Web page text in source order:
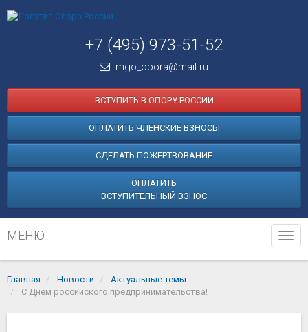
+7 (495) 973-51-52
mgo_opora@mail.ru
ВСТУПИТЬ В ОПОРУ РОССИИ
ОПЛАТИТЬ ЧЛЕНСКИЕ ВЗНОСЫ
СДЕЛАТЬ ПОЖЕРТВОВАНИЕ
ОПЛАТИТЬ
ВСТУПИТЕЛЬНЫЙ ВЗНОС
МЕНЮ
Главная Новости
Актуальные темы
С Днём российского предпринимательства!